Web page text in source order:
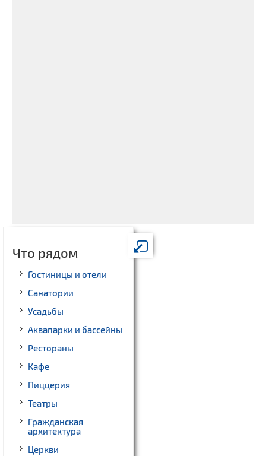
Что рядом
Гостиницы и отели
Санатории
Усадьбы
Аквапарки и бассейны
Рестораны
Кафе
Пиццерия
Театры
Гражданская
архитектура
Церкви